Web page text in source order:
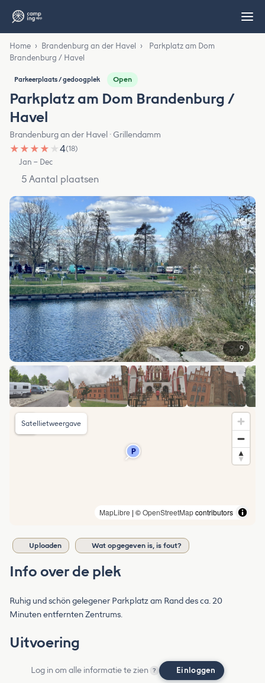
Home › Brandenburg an der Havel ›
Parkplatz am Dom
Brandenburg / Havel
Parkeerplaats / gedoogplek Open
Parkplatz am Dom Brandenburg /
Havel
Brandenburg an der Havel · Grillendamm
★ ★ ★ ★ ★4(18)
Jan – Dec
5 Aantal plaatsen
9
MapLibre | ©OpenStreetMapcontributors
Satellietweergave
Uploaden Wat opgegeven is, is fout?
Info over de plek
Ruhig und schön gelegener Parkplatz am Rand des ca. 20
Minuten entfernten Zentrums.
Uitvoering
Log in om alle informatie te zien ? Einloggen